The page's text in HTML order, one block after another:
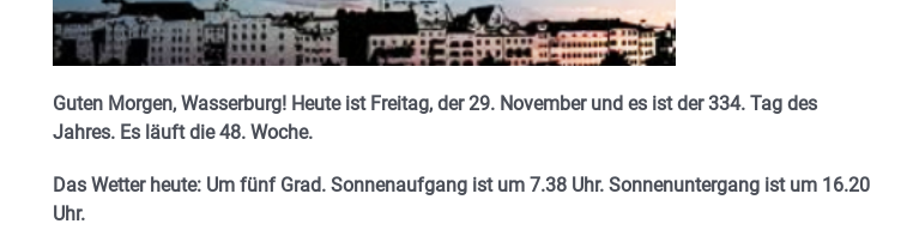
Guten Morgen, Wasserburg! Heute ist Freitag, der 29. November und es ist der 334. Tag des
Jahres. Es läuft die 48. Woche.
Das Wetter heute: Um fünf Grad. Sonnenaufgang ist um 7.38 Uhr. Sonnenuntergang ist um 16.20
Uhr.